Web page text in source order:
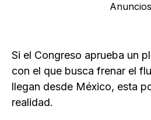
Anuncios
Si el Congreso aprueba un
con el que busca frenar el
llegan desde México, esta
realidad.